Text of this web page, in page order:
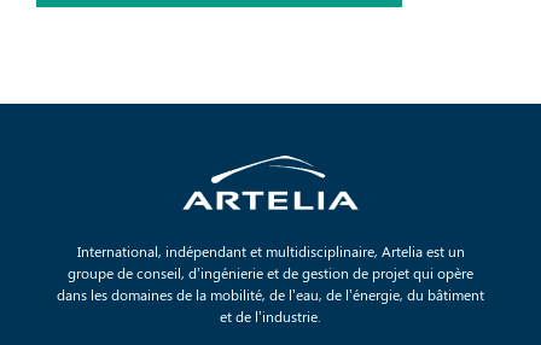
International, indépendant et multidisciplinaire, Artelia est un
groupe de conseil, d’ingénierie et de gestion de projet qui opère
dans les domaines de la mobilité, de l’eau, de l’énergie, du bâtiment
et de l’industrie.